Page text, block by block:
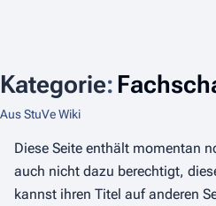
Kategorie:
Aus StuVe Wiki
Diese Seite enthält momentan
auch nicht dazu berechtigt,
kannst ihren Titel auf anderen